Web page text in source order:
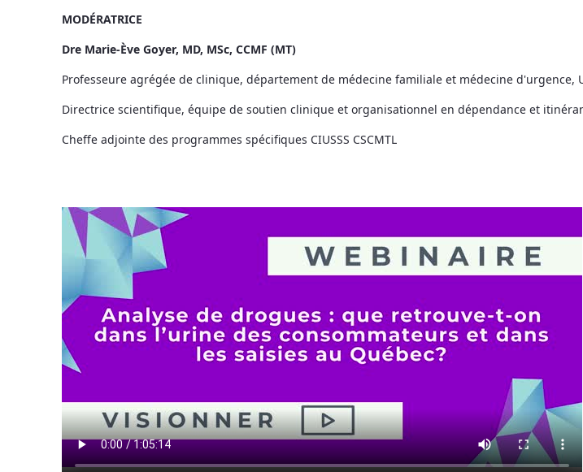
MODÉRATRICE
Dre Marie-Ève Goyer, MD, MSc, CCMF (MT)
Professeure agrégée de clinique, département de médecine familiale et médecine d'urgence,
Directrice scientifique, équipe de soutien clinique et organisationnel en dépendance et
Cheffe adjointe des programmes spécifiques CIUSSS CSCMTL